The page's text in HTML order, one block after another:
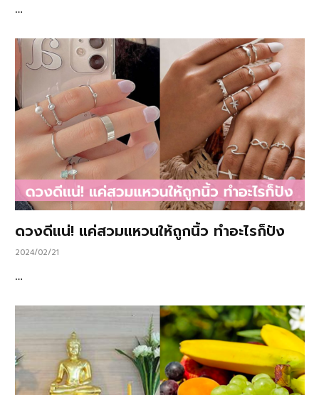
…
ดวงดีแน่! แค่สวมแหวนให้ถูกนิ้ว ทำอะไรก็ปัง
2024/02/21
…